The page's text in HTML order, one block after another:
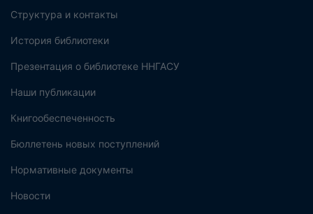
Структура и контакты
История библиотеки
Презентация о библиотеке ННГАСУ
Наши публикации
Книгообеспеченность
Бюллетень новых поступлений
Нормативные документы
Новости